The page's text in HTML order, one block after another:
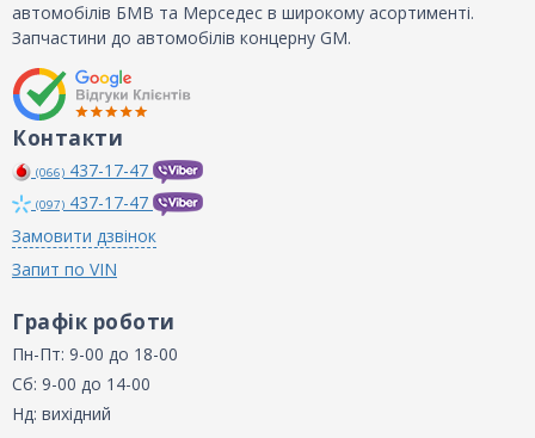
автомобілів БМВ та Мерседес в широкому асортименті.
Запчастини до автомобілів концерну GM.
Контакти
(066) 437-17-47
(097) 437-17-47
Замовити дзвінок
Запит по VIN
Графік роботи
Пн-Пт: 9-00 до 18-00
Сб: 9-00 до 14-00
Нд: вихідний